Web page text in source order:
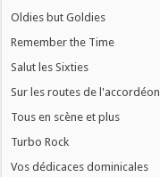
Oldies but Goldies
Remember the Time
Salut les Sixties
Sur les routes de l'accordéon
Tous en scène et plus
Turbo Rock
Vos dédicaces dominicales